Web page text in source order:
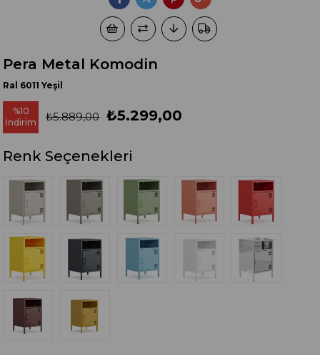
Pera Metal Komodin
Ral 6011 Yeşil
%10
İndirim
₺5.889,00 ₺5.299,00
Renk Seçenekleri